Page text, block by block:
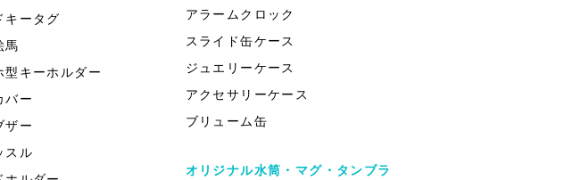
キータグ
馬
型キーホルダー
バー
ザー
スル
アラームクロック
スライド缶ケース
ジュエリーケース
アクセサリーケース
ブリューム缶
オリジナル水筒・マグ・タンブラ